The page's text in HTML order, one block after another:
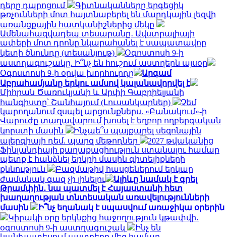
դերը դպրոցում
Գիտնականները երգեցիկ
թռչունների մոտ հայտնաբերել են մարդկային լեզվի
առանցքային հատկանիշներից մեկը
Ամենահազվադեպ տեսարանը․ Ավստրալիայի
ափերի մոտ դրոնը նկարահանել է սապատավոր
կետի ծնունդը (տեսանյութ)
Օգոստոսի 9-ի
աստղագուշակը. Ի՞նչ են հուշում աստղերն այսօր
Օգոստոսի 9-ի օրվա խորհուրդը
Արգամ
Աբրահամյանը երկու ամսով կալանավորվել է
Միհրան Ծառուկյանի և Արփի Գաբրիելյանի
հանգիստը՝ Շանհայում (Լուսանկարներ)
Չեմ
կարողանում զսպել արցունքներս. «Բանակում»-ի
Վարուժը տաղավարում խոսել է եղբոր ողբերգական
կորստի մասին
Ինչպե՞ս պայքարել սեզոնային
ալերգիայի դեմ. պարզ մեթոդներ
2027 թվականից
Ֆինլանդիայի քաղաքացիություն ստանալու համար
պետք է հանձնել երկրի մասին գիտելիքների
քննություն
Բազմաթիվ հասցեներում երկար
ժամանակ գազ չի լինելու
Ալիևը նամակ է գրել
Թրամփին․ նա պատմել է Հայաստանի հետ
խաղաղության տնտեսական առավելությունների
մասին
Ի՞նչ եղանակ է սպասվում առաջիկա օրերին
Կիրակի օրը երկնքից հաջողություն կթափվի․
օգոստոսի 9-ի աստղագուշակ
Ինչ են